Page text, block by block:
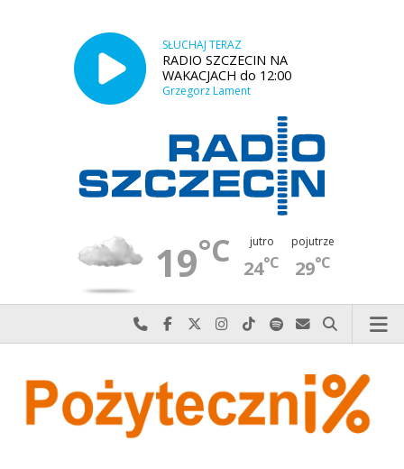
SŁUCHAJ TERAZ
RADIO SZCZECIN NA
WAKACJACH do 12:00
Grzegorz Lament
19°C jutro
24°C
pojutrze
29°C
Najlepiej po prostu do nas zadzwoń
Odwiedź nas na Facebook-u
Odwiedź nas na X
Odwiedź nas na Instagram-ie
Odwiedź nas na TikTok-u
Szukaj nas na Spotify
Wyślij do nas
Szukaj